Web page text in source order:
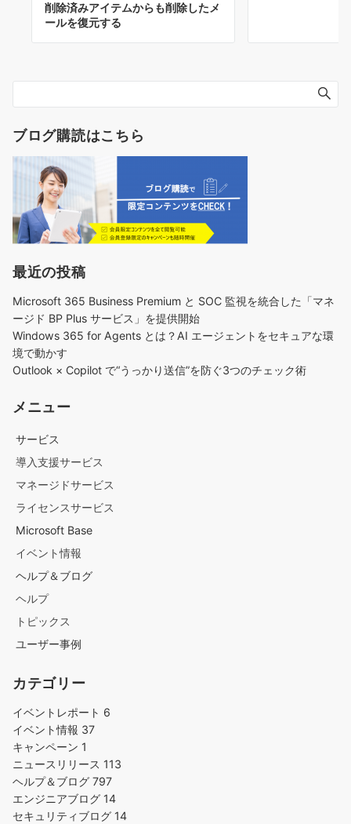
削除済みアイテムからも削除したメ
ールを復元する
ブログ購読はこちら
最近の投稿
Microsoft 365 Business Premium と SOC 監視を統合した「マネ
ージド BP Plus サービス」を提供開始
Windows 365 for Agents とは？AI エージェントをセキュアな環
境で動かす
Outlook × Copilot で“うっかり送信”を防ぐ3つのチェック術​
メニュー
サービス
導入支援サービス
マネージドサービス
ライセンスサービス
Microsoft Base
イベント情報
ヘルプ＆ブログ
ヘルプ
トピックス
ユーザー事例
カテゴリー
イベントレポート 6
イベント情報 37
キャンペーン 1
ニュースリリース 113
ヘルプ＆ブログ 797
エンジニアブログ 14
セキュリティブログ 14